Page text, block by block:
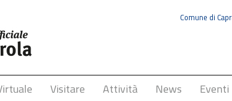
Comune di
Visitare Attività News
Eventi